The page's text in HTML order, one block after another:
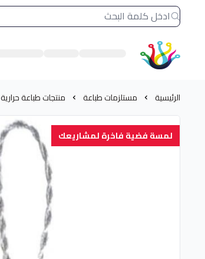
الشرق النادر بيع مستلزمات طباعة حرارية
الرئيسية مستلزمات طباعة منتجات طباعة حرارية
لمسة فضية فاخرة لمشاريعك